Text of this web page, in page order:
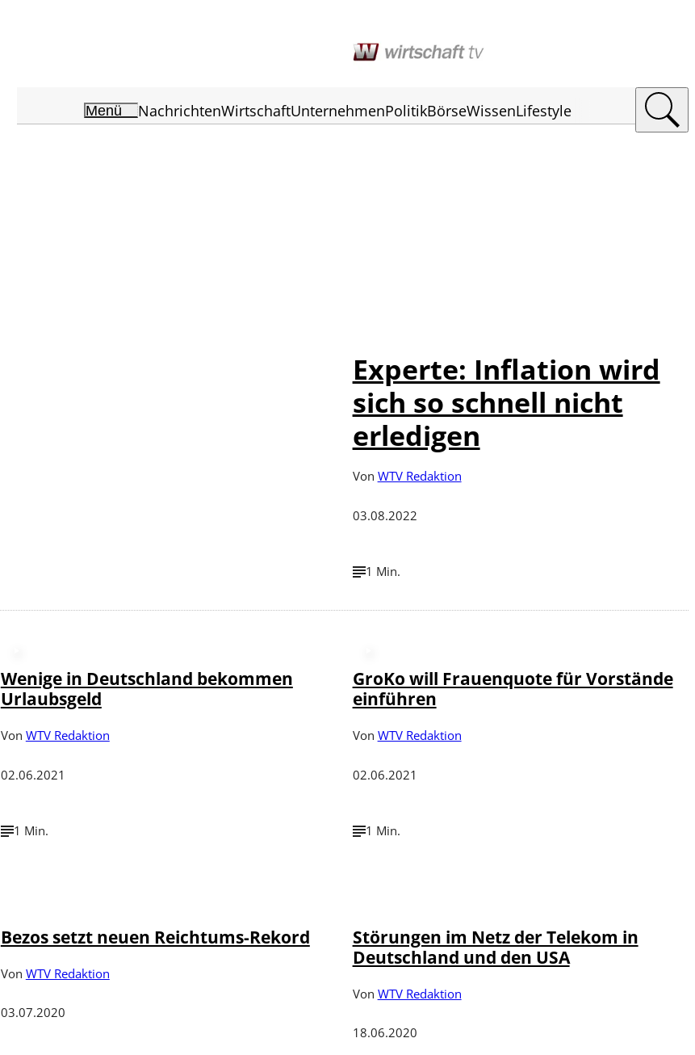
Menü NachrichtenWirtschaftUnternehmenPolitikBörseWissenLifestyle
Experte: Inflation wird
sich so schnell nicht
erledigen
Von WTV Redaktion
03.08.2022
1 Min.
Wenige in Deutschland bekommen
Urlaubsgeld
Von WTV Redaktion
02.06.2021
1 Min.
GroKo will Frauenquote für Vorstände
einführen
Von WTV Redaktion
02.06.2021
1 Min.
Bezos setzt neuen Reichtums-Rekord
Von WTV Redaktion
03.07.2020
Störungen im Netz der Telekom in
Deutschland und den USA
Von WTV Redaktion
18.06.2020